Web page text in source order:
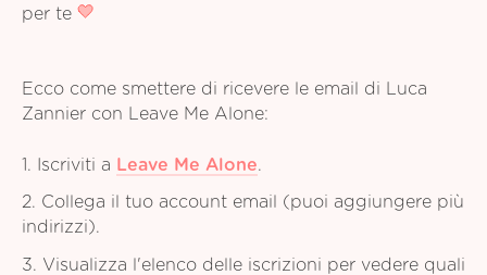
per te
Ecco come smettere di ricevere le email di Luca
Zannier con Leave Me Alone:
1. Iscriviti a Leave Me Alone.
2. Collega il tuo account email (puoi aggiungere più
indirizzi).
3. Visualizza l'elenco delle iscrizioni per vedere quali